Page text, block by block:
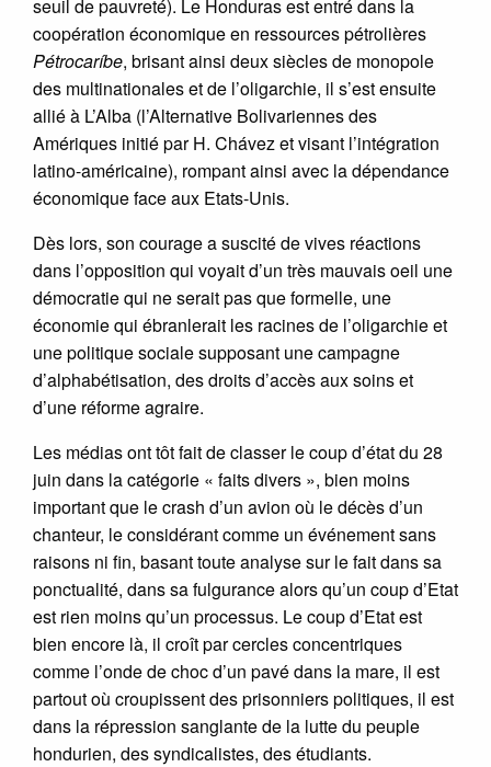
seuil de pauvreté). Le Honduras est entré dans la
coopération économique en ressources pétrolières
Pétrocaríbe, brisant ainsi deux siècles de monopole
des multinationales et de l’oligarchie, il s’est ensuite
allié à L’Alba (l’Alternative Bolivariennes des
Amériques initié par H. Chávez et visant l’intégration
latino-américaine), rompant ainsi avec la dépendance
économique face aux Etats-Unis.
Dès lors, son courage a suscité de vives réactions
dans l’opposition qui voyait d’un très mauvais oeil une
démocratie qui ne serait pas que formelle, une
économie qui ébranlerait les racines de l’oligarchie et
une politique sociale supposant une campagne
d’alphabétisation, des droits d’accès aux soins et
d’une réforme agraire.
Les médias ont tôt fait de classer le coup d’état du 28
juin dans la catégorie « faits divers », bien moins
important que le crash d’un avion où le décès d’un
chanteur, le considérant comme un événement sans
raisons ni fin, basant toute analyse sur le fait dans sa
ponctualité, dans sa fulgurance alors qu’un coup d’Etat
est rien moins qu’un processus. Le coup d’Etat est
bien encore là, il croît par cercles concentriques
comme l’onde de choc d’un pavé dans la mare, il est
partout où croupissent des prisonniers politiques, il est
dans la répression sanglante de la lutte du peuple
hondurien, des syndicalistes, des étudiants.